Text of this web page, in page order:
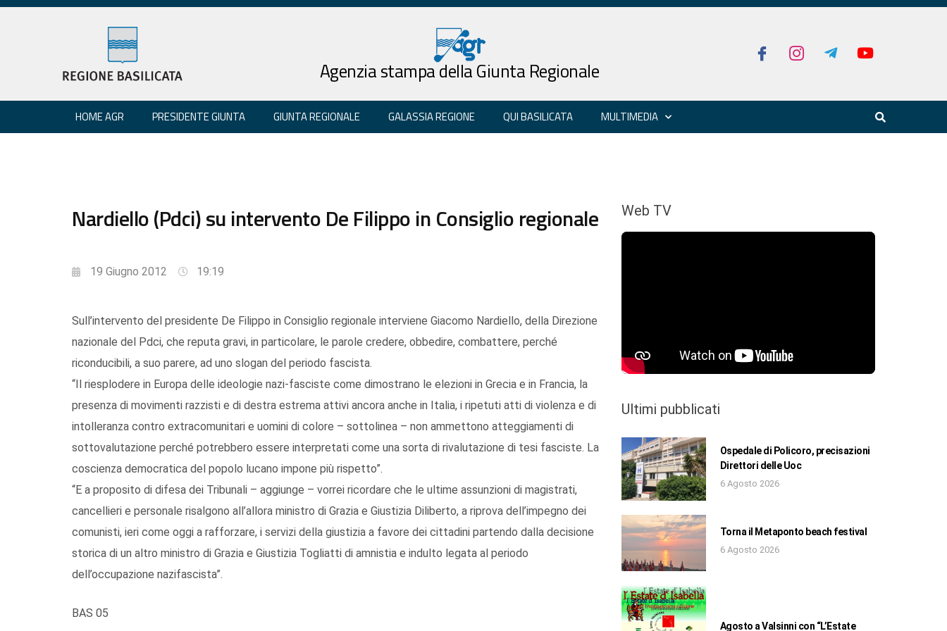
Agenzia stampa della Giunta Regionale
HOME AGR PRESIDENTE GIUNTA GIUNTA REGIONALE GALASSIA REGIONE QUI BASILICATA MULTIMEDIA
Nardiello (Pdci) su intervento De Filippo in Consiglio regionale
19 Giugno 2012 19:19
Sull’intervento del presidente De Filippo in Consiglio regionale interviene Giacomo Nardiello, della Direzione
nazionale del Pdci, che reputa gravi, in particolare, le parole credere, obbedire, combattere, perché
riconducibili, a suo parere, ad uno slogan del periodo fascista.
“Il riesplodere in Europa delle ideologie nazi-fasciste come dimostrano le elezioni in Grecia e in Francia, la
presenza di movimenti razzisti e di destra estrema attivi ancora anche in Italia, i ripetuti atti di violenza e di
intolleranza contro extracomunitari e uomini di colore – sottolinea – non ammettono atteggiamenti di
sottovalutazione perché potrebbero essere interpretati come una sorta di rivalutazione di tesi fasciste. La
coscienza democratica del popolo lucano impone più rispetto”.
“E a proposito di difesa dei Tribunali – aggiunge – vorrei ricordare che le ultime assunzioni di magistrati,
cancellieri e personale risalgono all’allora ministro di Grazia e Giustizia Diliberto, a riprova dell’impegno dei
comunisti, ieri come oggi a rafforzare, i servizi della giustizia a favore dei cittadini partendo dalla decisione
storica di un altro ministro di Grazia e Giustizia Togliatti di amnistia e indulto legata al periodo
dell’occupazione nazifascista”.
BAS 05
Web TV
Ultimi pubblicati
Ospedale di Policoro, precisazioni
Direttori delle Uoc
6 Agosto 2026
Torna il Metaponto beach festival
6 Agosto 2026
Agosto a Valsinni con “L’Estate